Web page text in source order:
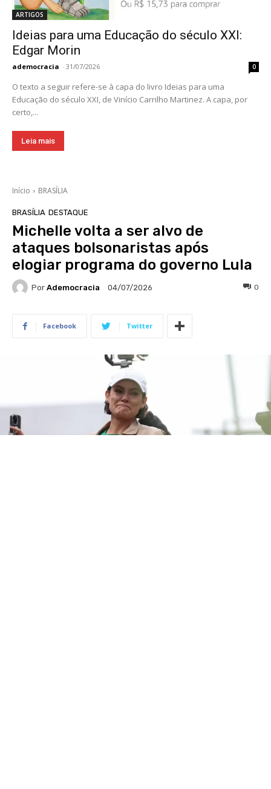
ARTIGOS
Ideias para uma Educação do século XXI:
Edgar Morin
ademocracia - 31/07/2026 0
O texto a seguir refere-se à capa do livro Ideias para uma
Educação do século XXI, de Vinício Carrilho Martinez. A capa, por
certo,...
Leia mais